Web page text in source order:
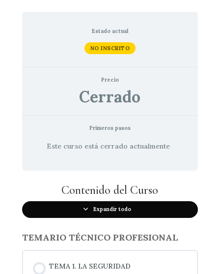
Estado actual
NO INSCRITO
Precio
Cerrado
Primeros pasos
Este curso está cerrado actualmente
Contenido del Curso
Expandir todo
TEMARIO TÉCNICO PROFESIONAL
TEMA 1. LA SEGURIDAD